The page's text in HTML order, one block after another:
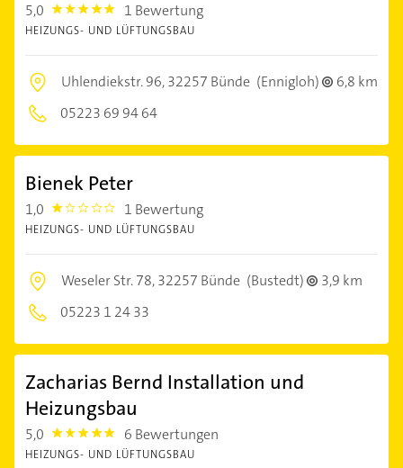
5,0 5.0 1 Bewertung
HEIZUNGS- UND LÜFTUNGSBAU
Uhlendiekstr. 96,32257 Bünde (Ennigloh)
6,8 km
05223 69 94 64
Bienek Peter
1,0 1.0 1 Bewertung
HEIZUNGS- UND LÜFTUNGSBAU
Weseler Str. 78,32257 Bünde (Bustedt)
3,9 km
05223 1 24 33
Zacharias Bernd Installation und
Heizungsbau
5,0 5.0 6 Bewertungen
HEIZUNGS- UND LÜFTUNGSBAU